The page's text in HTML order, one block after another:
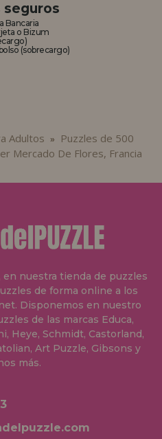
seguros
Bancaria
o Bizum
(sobrecargo)
Adultos »
Puzzles de 500
Mercado De Flores, Francia
, en nuestra tienda de puzzles
de forma online a los
Disponemos en nuestro
de las marcas Educa,
Heye, Schmidt, Castorland,
Art Puzzle, Gibsons y
más.